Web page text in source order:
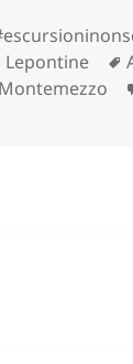
Lepontine
Montemezzo